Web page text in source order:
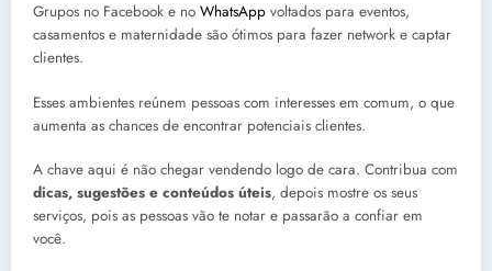
Grupos no Facebook e no WhatsApp voltados para eventos,
casamentos e maternidade são ótimos para fazer network e captar
clientes.
Esses ambientes reúnem pessoas com interesses em comum, o que
aumenta as chances de encontrar potenciais clientes.
A chave aqui é não chegar vendendo logo de cara. Contribua com
dicas, sugestões e conteúdos úteis, depois mostre os seus
serviços, pois as pessoas vão te notar e passarão a confiar em
você.